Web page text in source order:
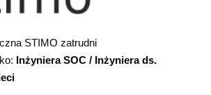
STIMO zatrudni
Inżyniera SOC / Inżyniera ds.